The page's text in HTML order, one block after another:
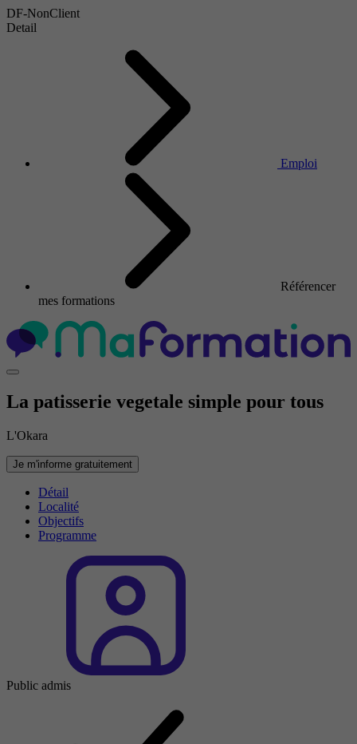
DF-NonClient
Detail
Emploi
Référencer
mes formations
La patisserie vegetale simple pour tous
L'Okara
Je m'informe gratuitement
Détail
Localité
Objectifs
Programme
Public admis